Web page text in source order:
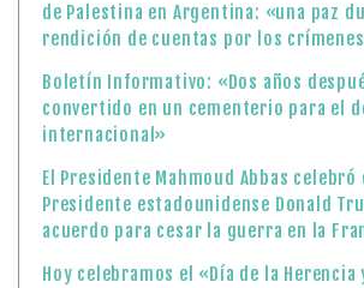
de Palestina en Argentina: «una paz
rendición de cuentas por los
Boletín Informativo: «Dos años
convertido en un cementerio para el
internacional»
El Presidente Mahmoud Abbas celebró
Presidente estadounidense Donald
acuerdo para cesar la guerra en la
Hoy celebramos el «Día de la